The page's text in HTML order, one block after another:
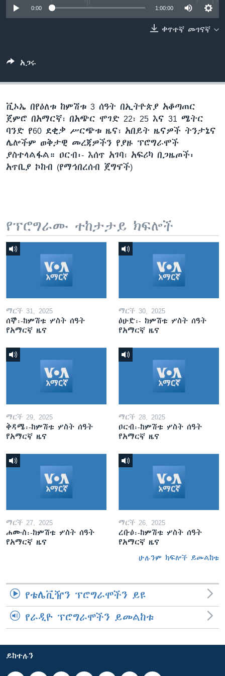
0:00 1:00:00
ቀጥተኛ መገናኛ
አጋሩ
ቪኦኤ በየዕለቱ ከምሽቱ 3 ሰዓት በኢትዮጵያ አቆጣጠር
ጀምሮ በአማርኛ፣ በአጭር ሞገድ 22፣ 25 እና 31 ሜትር
ባንድ የ60 ደቂቃ ሥርጭቱ ዜና፣ አበይት ዜናዎች ትንታኔና
ሌሎችም ወቅታዊ መረጃዎችን የያዙ ፕሮግራሞች
ያስተላልፋል። ዐርብ፡- እሰጥ አገባ፣ አፍሪካ በጋዜጦች፡
አጥቢያ ኮከብ (የማኅበረሰብ ጀግኖች)
የፕሮግራሙ ተከታታይ ክፍሎች
ማርች 31, 2025
ሰኞ፡-ከምሽቱ ሦስት ሰዓት
የአማርኛ ዜና
ማርች 30, 2025
ዕሁድ፡- ከምሽቱ ሦስት ሰዓት
የአማርኛ ዜና
ማርች 29, 2025
ቅዳሜ፡-ከምሽቱ ሦስት ሰዓት
የአማርኛ ዜና
ማርች 28, 2025
ዐርብ፡-ከምሽቱ ሦስት ሰዓት
የአማርኛ ዜና
ማርች 27, 2025
ሐሙስ፡-ከምሽቱ ሦስት ሰዓት
የአማርኛ ዜና
ማርች 26, 2025
ረቡዕ፡-ከምሽቱ ሦስት ሰዓት
የአማርኛ ዜና
ሁሉንም ክፍሎች ይመልከቱ
የቴሌቪዥን ፕሮግራሞችን ይዩ
የራዲዮ ፕሮግራሞችን ይመልከቱ
ይከተሉን